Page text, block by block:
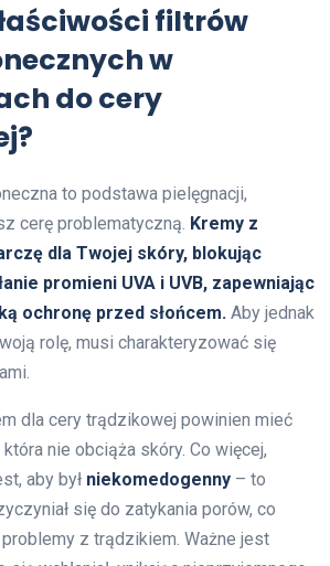
filtrów
w
do cery
to podstawa pielęgnacji,
cerę problematyczną. Kremy z
dla Twojej skóry, blokując
promieni UVA i UVB, zapewniając
ochronę przed słońcem. Aby jednak
rolę, musi charakteryzować się
dla cery trądzikowej powinien mieć
nie obciąża skóry. Co więcej,
aby był niekomedogenny – to
się do zatykania porów, co
z trądzikiem. Ważne jest